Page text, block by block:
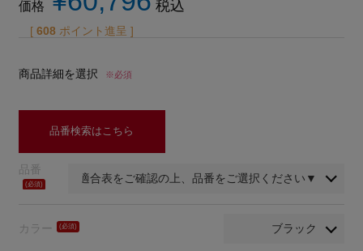
価格 税込
[ 608 ポイント進呈 ]
商品詳細を選択 ※必須
品番検索はこちら
品番
カラー